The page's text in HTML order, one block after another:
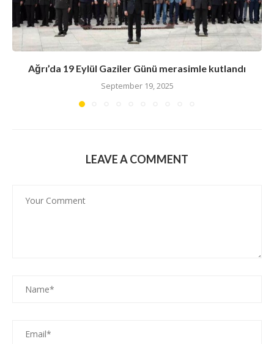
Ağrı’da 19 Eylül Gaziler Günü merasimle kutlandı
September 19, 2025
LEAVE A COMMENT